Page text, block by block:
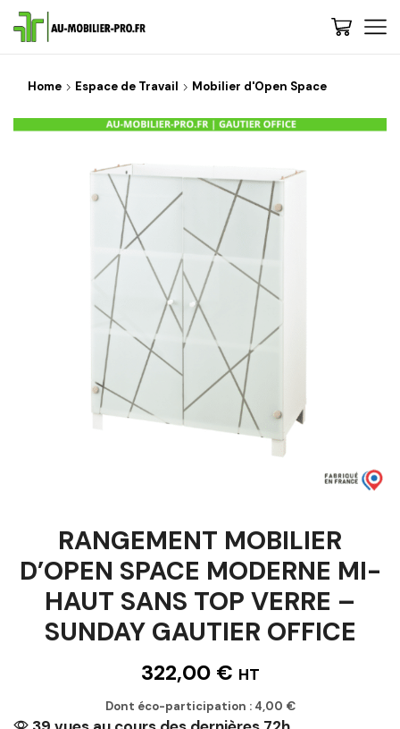
Home Espace de Travail Mobilier d'Open Space
RANGEMENT MOBILIER
D’OPEN SPACE MODERNE MI-
HAUT SANS TOP VERRE –
SUNDAY GAUTIER OFFICE
322,00 € HT
Dont éco-participation : 4,00 €